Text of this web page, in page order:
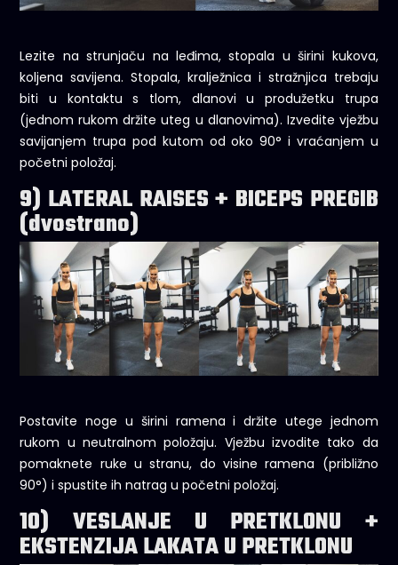
Lezite na strunjaču na leđima, stopala u širini kukova,
koljena savijena. Stopala, kralježnica i stražnjica trebaju
biti u kontaktu s tlom, dlanovi u produžetku trupa
(jednom rukom držite uteg u dlanovima). Izvedite vježbu
savijanjem trupa pod kutom od oko 90° i vraćanjem u
početni položaj.
9) LATERAL RAISES + BICEPS PREGIB
(dvostrano)
Postavite noge u širini ramena i držite utege jednom
rukom u neutralnom položaju. Vježbu izvodite tako da
pomaknete ruke u stranu, do visine ramena (približno
90°) i spustite ih natrag u početni položaj.
10) VESLANJE U PRETKLONU +
EKSTENZIJA LAKATA U PRETKLONU